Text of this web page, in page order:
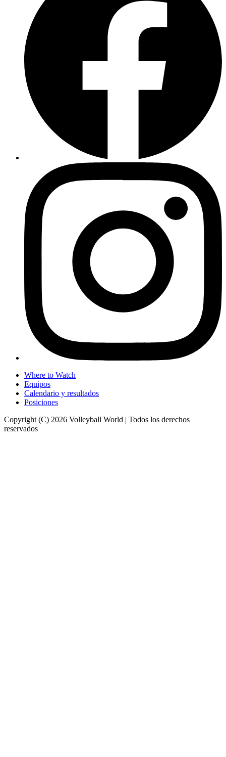
Where to Watch
Equipos
Calendario y resultados
Posiciones
Copyright (C) 2026 Volleyball World | Todos los derechos
reservados